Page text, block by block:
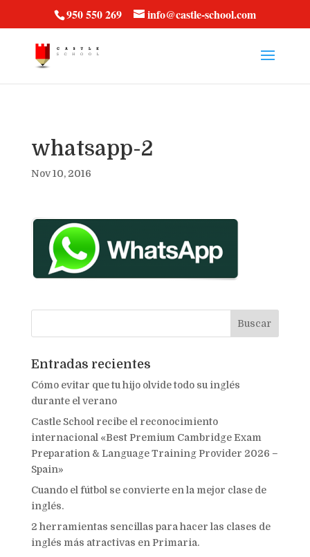
950 550 269 info@castle-school.com
whatsapp-2
Nov 10, 2016
Entradas recientes
Cómo evitar que tu hijo olvide todo su inglés
durante el verano
Castle School recibe el reconocimiento
internacional «Best Premium Cambridge Exam
Preparation & Language Training Provider 2026 –
Spain»
Cuando el fútbol se convierte en la mejor clase de
inglés.
2 herramientas sencillas para hacer las clases de
inglés más atractivas en Primaria.